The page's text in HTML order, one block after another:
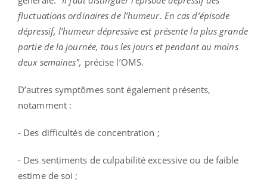
fluctuations ordinaires de l’humeur. En cas d’épisode
dépressif, l’humeur dépressive est présente la plus grande
partie de la journée, tous les jours et pendant au moins
deux semaines", précise l’OMS.
D’autres symptômes sont également présents,
notamment :
- Des difficultés de concentration ;
- Des sentiments de culpabilité excessive ou de faible
estime de soi ;